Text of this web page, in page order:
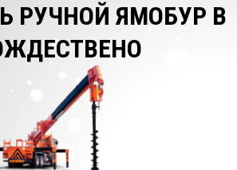
РУЧНОЙ ЯМОБУР В